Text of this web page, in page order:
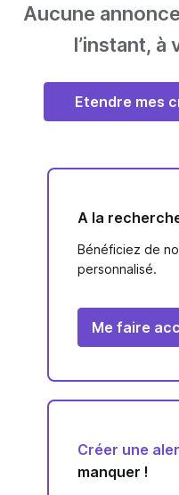
Aucune
l’instant, à
Etendre mes
A la
Bénéficiez de
personnalisé.
Me faire
Créer une
manquer !